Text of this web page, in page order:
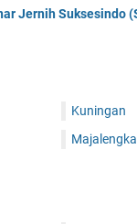
Jernih Suksesindo
Kuningan
Majalengka